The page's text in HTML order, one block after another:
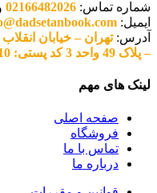
شماره تماس: 02166482026
ایمیل:
آدرس:تهران – خیابان
– پلاک 49 واحد 3 کد پستی: 1315686310
لینک های مهم
صفحه اصلی
فروشگاه
تماس با ما
درباره ما